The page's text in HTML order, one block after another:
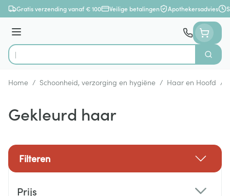
Ga naar de inhoud
Gratis verzending vanaf € 100 Veilige betalingen Apothekersadvies
Menu
Product, merk, categorie...
Zoek
Home / Schoonheid, verzorging en hygiëne / Haar en Hoofd /
Gekleurd haar
Filteren
Prijs